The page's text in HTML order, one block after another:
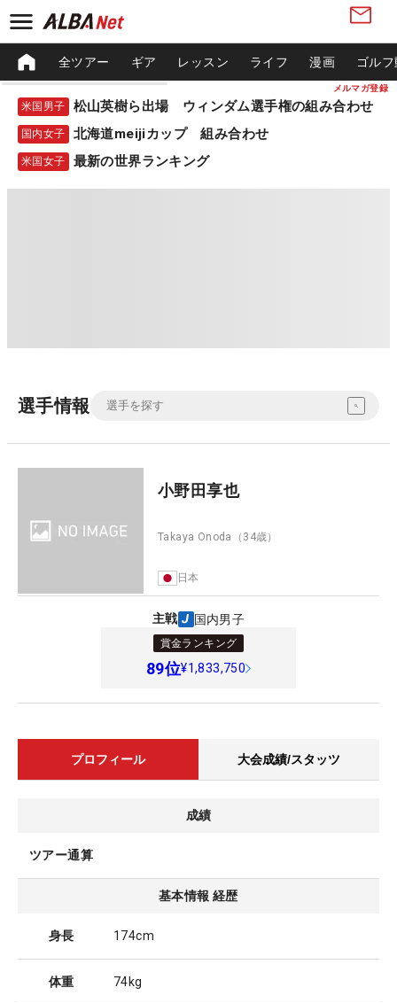
メルマガ登録
全ツアー ギア レッスン ライフ 漫画 ゴル
米国男子 松山英樹ら出場 ウィンダム選手権の組み合わせ
国内女子 北海道meijiカップ 組み合わせ
米国女子 最新の世界ランキング
選手情報
小野田享也
Takaya Onoda （34歳）
日本
主戦 国内男子
賞金ランキング
89位¥1,833,750
プロフィール 大会成績/スタッツ
成績
ツアー通算
基本情報 経歴
身長 174cm
体重 74kg